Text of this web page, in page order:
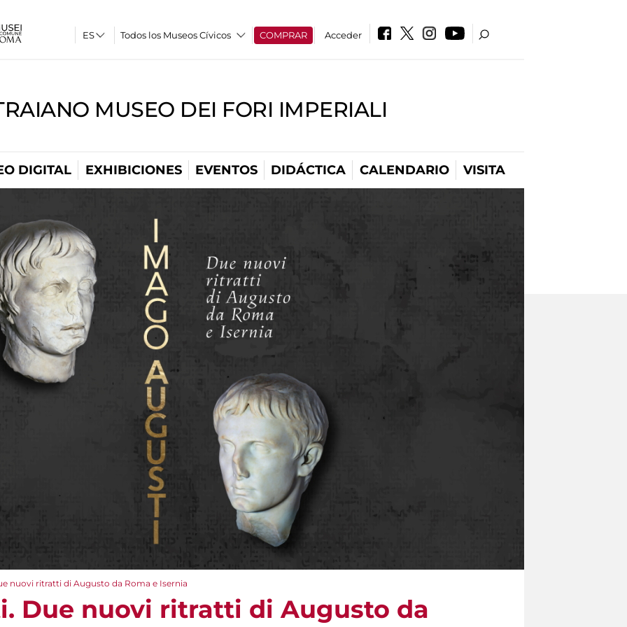
Todos los Museos Cívicos COMPRAR Acceder
MUSEO DEI FORI IMPERIALI
DIGITAL EXHIBICIONES EVENTOS DIDÁCTICA CALENDARIO VISITA
nuovi ritratti di Augusto da Roma e Isernia
Due nuovi ritratti di Augusto da